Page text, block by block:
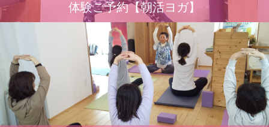
体験ご予約【朝活ヨガ】